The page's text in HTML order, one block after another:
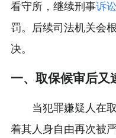
看守所，继续刑事诉讼
罚。后续司法机关会
决。
一、取保候审后又
当犯罪嫌疑人在
着其人身自由再次被